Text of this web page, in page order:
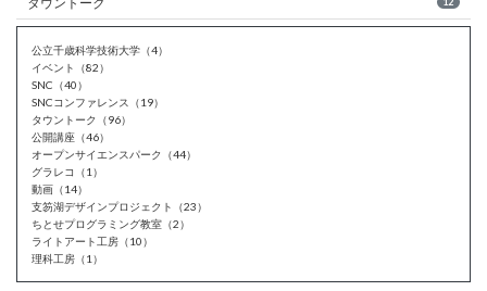
公立千歳科学技術大学（4）
イベント（82）
SNC（40）
SNCコンファレンス（19）
タウントーク（96）
公開講座（46）
オープンサイエンスパーク（44）
グラレコ（1）
動画（14）
支笏湖デザインプロジェクト（23）
ちとせプログラミング教室（2）
ライトアート工房（10）
理科工房（1）